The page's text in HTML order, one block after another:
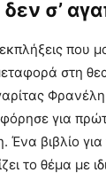
σ’
που
στη
για
Ένα βιβλίο
το θέμα με